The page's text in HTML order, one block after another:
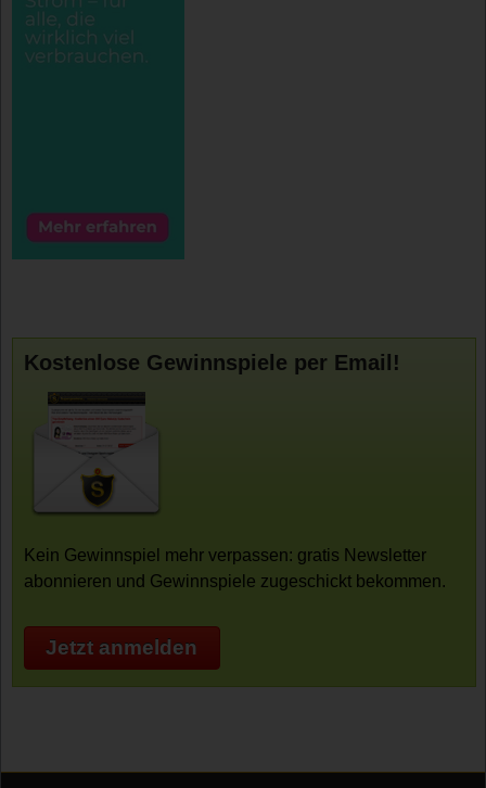
Kostenlose Gewinnspiele per Email!
Kein Gewinnspiel mehr verpassen: gratis Newsletter
abonnieren und Gewinnspiele zugeschickt bekommen.
Jetzt anmelden